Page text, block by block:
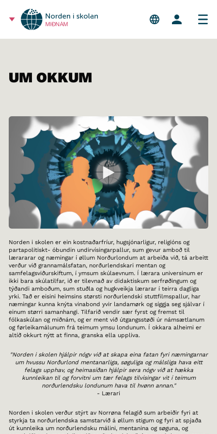
MIÐNÁM
UM OKKUM
Norden i skolen er ein kostnaðarfríur, hugsjónarligur, religións og
partapolitiskt- óbundin undirvísingarpallur, sum gevur amboð til
lærararar og næmingar í øllum Norðurlondum at arbeiða við, tá arbeitt
verður við grannamálsfatan, norðurlendskari mentan og
samfelagsviðurskiftum, í ymsum skúlaevnum. Í lærara universinum er
ikki bara skúlatilfar, ið er tilevnað av didaktiskum serfrøðingum og
týðandi amboðum, sum stuðla og hugkveikja lærarar í teirra dagliga
yrki. Tað er eisini heimsins størsti norðurlendski stuttfilmspallur, har
næmingar kunna knýta vinabond yvir landamørk og síggja seg sjálvar í
einum størri samanhangi. Tilfarið vendir sær fyrst og fremst til
fólkaskúlan og miðnám, og er ment við útgangsstøði úr námsætlanum
og førleikamálunum frá teimum ymsu londunum. Í okkara alheimi er
altíð okkurt nýtt at finna, granska ella uppliva.
"Norden i skolen hjálpir nógv við at skapa eina fatan fyri næmingarnar
um hvussu Norðurlond mentanarliga, søguliga og málsliga hava eitt
felags upphav, og heimasíðan hjálpir sera nógv við at hækka
kunnleikan til og forvitni um tær felags tilvísingar vit í teimum
norðurlendsku londunum hava til hvønn annan."
- Lærari
Norden i skolen verður stýrt av Norrøna felagið sum arbeiðir fyri at
styrkja ta norðurlendska samstarvið á øllum stigum og fyri at spjaða
út kunnleika um norðurlendsku málini, mentanina og søguna, og